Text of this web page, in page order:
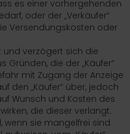
es einer vorhergehenden
oder der „Verkäufer“
Versendungskosten oder
und verzögert sich die
die der „Käufer“
mit Zugang der Anzeige
den „Käufer“ über, jedoch
Wunsch und Kosten des
die dieser verlangt.
wenn sie mangelfrei sind